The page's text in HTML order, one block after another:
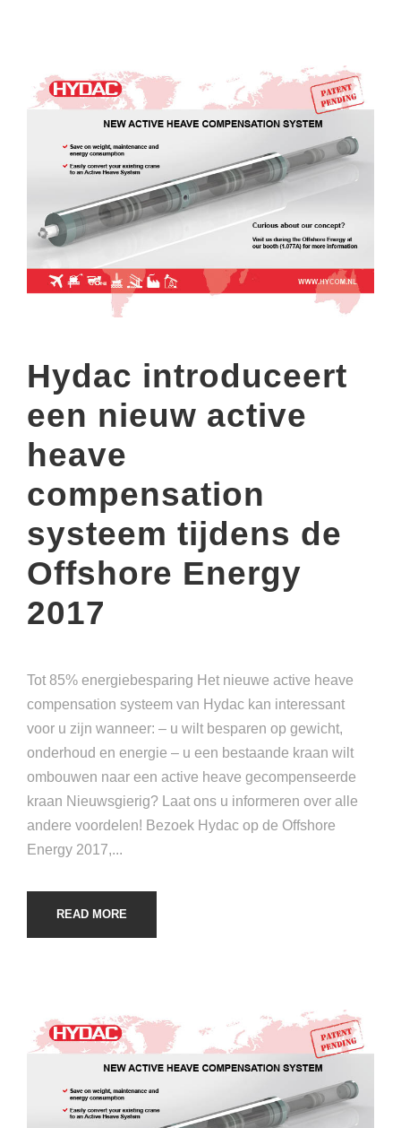
Hydac introduceert
een nieuw active
heave
compensation
systeem tijdens de
Offshore Energy
2017
Tot 85% energiebesparing Het nieuwe active heave
compensation systeem van Hydac kan interessant
voor u zijn wanneer: – u wilt besparen op gewicht,
onderhoud en energie – u een bestaande kraan wilt
ombouwen naar een active heave gecompenseerde
kraan Nieuwsgierig? Laat ons u informeren over alle
andere voordelen! Bezoek Hydac op de Offshore
Energy 2017,...
READ MORE